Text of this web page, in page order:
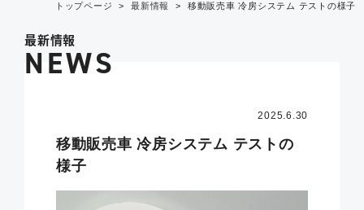
トップページ 最新情報 移動販売車 冷房システム テストの様子
最新情報
NEWS
2025.6.30
移動販売車 冷房システム テストの
様子